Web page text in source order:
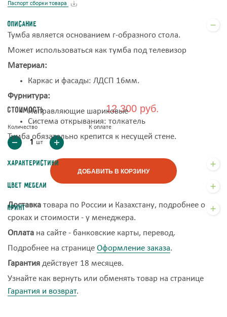
Стоимость 12 300 руб.
Количество
шт
К оплате
ДОБАВИТЬ В КОРЗИНУ
Доставка товара по России и Казахстану, подробнее о
сроках и стоимости - у менеджера.
Оплата на сайте - банковские карты, перевод.
Подробнее на странице Оформление заказа.
Гарантия действует 18 месяцев.
Узнайте как вернуть или обменять товар на странице
Гарантия и возврат.
Паспорт сборки товара
Описание
Тумба является основанием г-образного стола.
Может использоваться как тумба под телевизор
Материал:
Каркас и фасады: ЛДСП 16мм.
Фурнитура:
Направляющие шариковые
Система открывания: толкатель
Тумба обязательно крепится к несущей стене.
Характеристики
Цвет мебели
Принт